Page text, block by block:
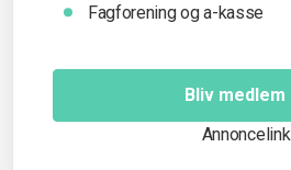
Fagforening og a-kasse
Bliv medlem
Annoncelink